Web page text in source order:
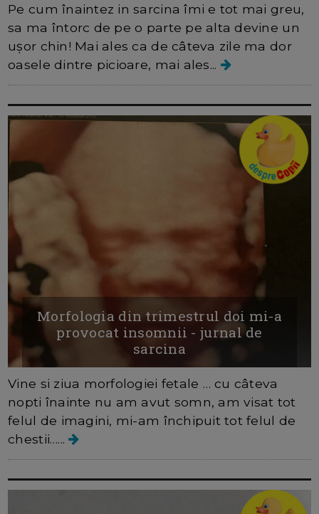
Pe cum înaintez in sarcina îmi e tot mai greu,
sa ma întorc de pe o parte pe alta devine un
ușor chin! Mai ales ca de câteva zile ma dor
oasele dintre picioare, mai ales...
Morfologia din trimestrul doi mi-a
provocat insomnii - jurnal de
sarcina
Vine si ziua morfologiei fetale … cu câteva
nopti înainte nu am avut somn, am visat tot
felul de imagini, mi-am închipuit tot felul de
chestii…...